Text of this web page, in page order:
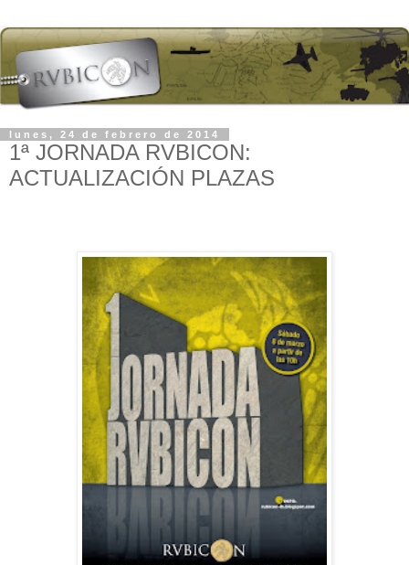
lunes, 24 de febrero de 2014
1ª JORNADA RVBICON:
ACTUALIZACIÓN PLAZAS